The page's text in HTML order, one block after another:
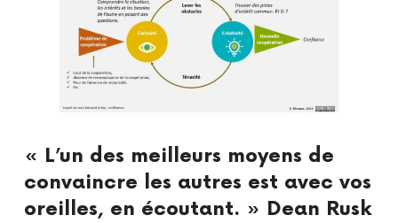
« L’un des meilleurs moyens de
convaincre les autres est avec vos
oreilles, en écoutant. » Dean Rusk